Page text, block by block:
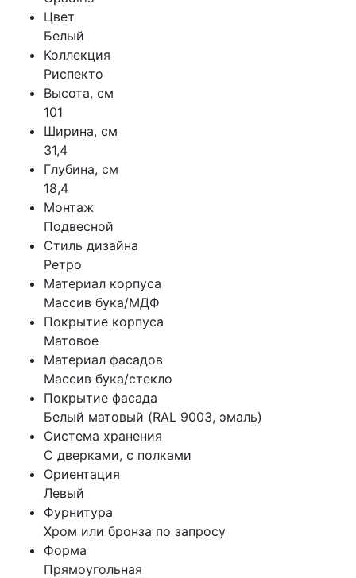
Цвет
Белый
Коллекция
Риспекто
Высота, см
101
Ширина, см
31,4
Глубина, см
18,4
Монтаж
Подвесной
Стиль дизайна
Ретро
Материал корпуса
Массив бука/МДФ
Покрытие корпуса
Матовое
Материал фасадов
Массив бука/стекло
Покрытие фасада
Белый матовый (RAL 9003, эмаль)
Система хранения
С дверками, с полками
Ориентация
Левый
Фурнитура
Хром или бронза по запросу
Форма
Прямоугольная